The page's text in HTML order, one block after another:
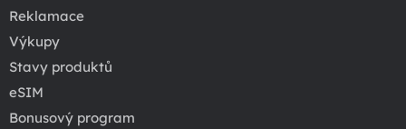
Reklamace
Výkupy
Stavy produktů
eSIM
Bonusový program